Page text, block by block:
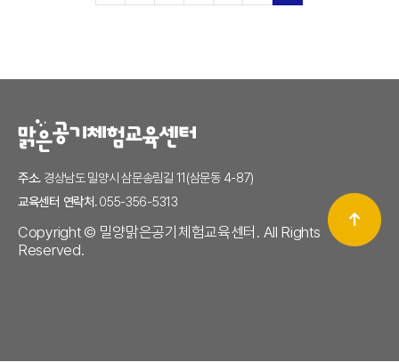
주소. 경상남도 밀양시 삼문송림길 11(삼문동 4-87)
교육센터 연락처. 055-356-5313
Copyright © 밀양맑은공기체험교육센터. All Rights
Reserved.